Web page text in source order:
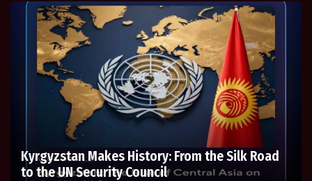
Kyrgyzstan Makes History: From the Silk Road
to the UN Security Council